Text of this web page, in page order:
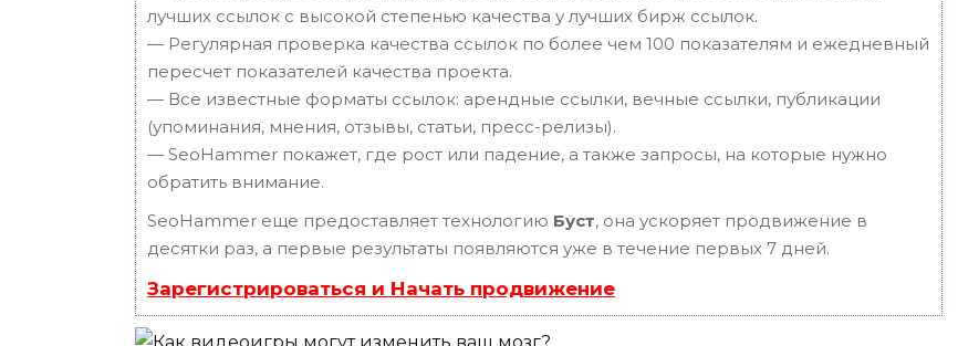
лучших ссылок с высокой степенью качества у лучших бирж ссылок.
— Регулярная проверка качества ссылок по более чем 100 показателям и ежедневный
пересчет показателей качества проекта.
— Все известные форматы ссылок: арендные ссылки, вечные ссылки, публикации
(упоминания, мнения, отзывы, статьи, пресс-релизы).
— SeoHammer покажет, где рост или падение, а также запросы, на которые нужно
обратить внимание.
SeoHammer еще предоставляет технологию Буст, она ускоряет продвижение в
десятки раз, а первые результаты появляются уже в течение первых 7 дней.
Зарегистрироваться и Начать продвижение